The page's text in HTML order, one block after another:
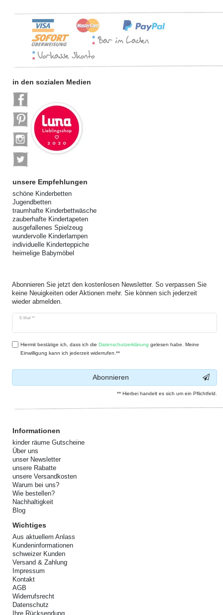
in den sozialen Medien
unsere Empfehlungen
schöne Kinderbetten
Jugendbetten
traumhafte Kinderbettwäsche
zauberhafte Kindertapeten
ausgefallenes Spielzeug
wundervolle Kinderlampen
individuelle Kinderteppiche
heimelige Babymöbel
Abonnieren Sie jetzt den kostenlosen Newsletter. So verpassen Sie
keine Neuigkeiten oder Aktionen mehr. Sie können sich jederzeit
wieder abmelden.
E-Mail **
Newsletter
Hiermit bestätige ich, dass ich dieDaten­schutz­erklärung gelesen habe. Meine
Einwilligung kann ich jederzeit widerrufen.**
Abonnieren
** Hierbei handelt es sich um ein Pflichtfeld.
Informationen
kinder räume Gutscheine
Über uns
unser Newsletter
unsere Rabatte
unsere Versandkosten
Warum bei uns?
Wie bestellen?
Nachhaltigkeit
Blog
Wichtiges
Aus aktuellem Anlass
Kundeninformationen
schweizer Kunden
Versand & Zahlung
Impressum
Kontakt
AGB
Widerrufsrecht
Datenschutz
Ihre Rücksendung